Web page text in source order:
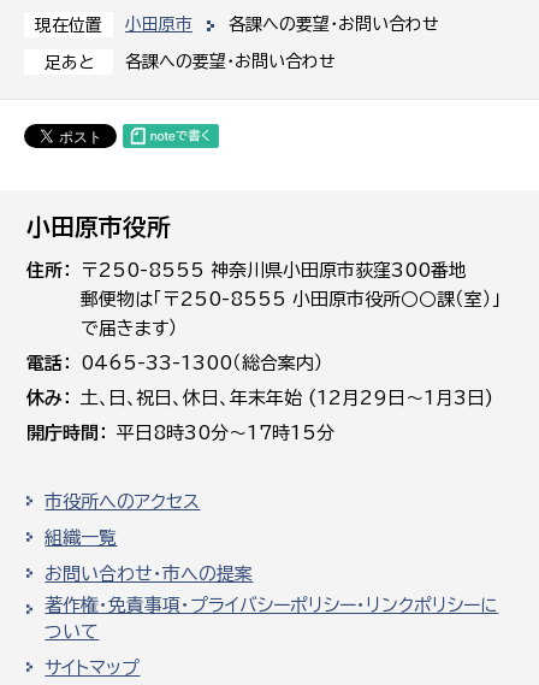
現在位置 小田原市 各課への要望・お問い合わせ
足あと 各課への要望・お問い合わせ
小田原市役所
住所
〒250-8555 神奈川県小田原市荻窪300番地
郵便物は「〒250-8555 小田原市役所○○課（室）」
で届きます）
電話
0465-33-1300（総合案内）
休み
土､日､祝日、休日、年末年始 (12月29日～1月3日)
開庁時間
平日8時30分～17時15分
市役所へのアクセス
組織一覧
お問い合わせ・市への提案
著作権・免責事項・プライバシーポリシー・リンクポリシーに
ついて
サイトマップ